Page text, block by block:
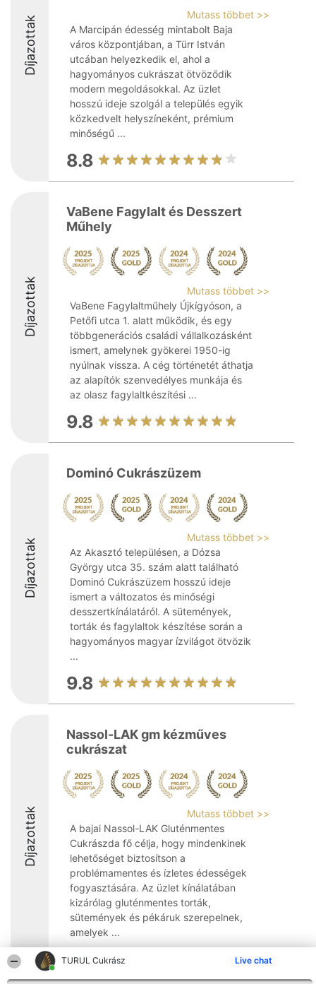
TURUL Cukrász Live chat
Díjazottak
Mutass többet >>
A Marcipán édesség mintabolt Baja
város központjában, a Türr István
utcában helyezkedik el, ahol a
hagyományos cukrászat ötvöződik
modern megoldásokkal. Az üzlet
hosszú ideje szolgál a település egyik
közkedvelt helyszíneként, prémium
minőségű ...
8.8
Díjazottak
VaBene Fagylalt és Desszert
Műhely
Mutass többet >>
VaBene Fagylaltműhely Újkígyóson, a
Petőfi utca 1. alatt működik, és egy
többgenerációs családi vállalkozásként
ismert, amelynek gyökerei 1950-ig
nyúlnak vissza. A cég történetét áthatja
az alapítók szenvedélyes munkája és
az olasz fagylaltkészítési ...
9.8
Díjazottak
Dominó Cukrászüzem
Mutass többet >>
Az Akasztó településen, a Dózsa
György utca 35. szám alatt található
Dominó Cukrászüzem hosszú ideje
ismert a változatos és minőségi
desszertkínálatáról. A sütemények,
torták és fagylaltok készítése során a
hagyományos magyar ízvilágot ötvözik
...
9.8
Díjazottak
Nassol-LAK gm kézműves
cukrászat
Mutass többet >>
A bajai Nassol-LAK Gluténmentes
Cukrászda fő célja, hogy mindenkinek
lehetőséget biztosítson a
problémamentes és ízletes édességek
fogyasztására. Az üzlet kínálatában
kizárólag gluténmentes torták,
sütemények és pékáruk szerepelnek,
amelyek ...
9.3